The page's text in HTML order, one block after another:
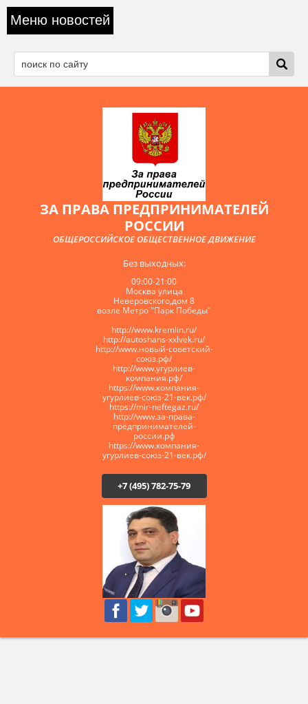
Меню новостей
ЗА ПРАВА ПРЕДПРИНИМАТЕЛЕЙ
РОССИИ
ОБЩЕРОССИЙСКОЕ ОБЩЕСТВЕННОЕ ДВИЖЕНИЕ
Без выходных:
09:00-21:00
Москва улица
Неверовского,дом 8
возле Метро "Парк Победы"
http://www.kremlin.ru/
http://autoshans-xxlvek.ru/
​http://www.новый-советский-
союз.рф/
http://www.угурлиев-
компания.рф/
https://www.компания-
угурлиев-союз-21-век.рф/
https://mir-neftegaz.ru/
http://www.за-права-
предпринимателей-
россии.рф
https://www.компания-
угурлиев-союз-21-век.рф/
+7 (495) 782-75-79